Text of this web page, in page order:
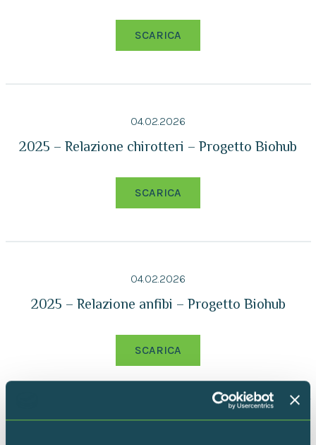
SCARICA
04.02.2026
2025 – Relazione chirotteri – Progetto Biohub
SCARICA
04.02.2026
2025 – Relazione anfibi – Progetto Biohub
SCARICA